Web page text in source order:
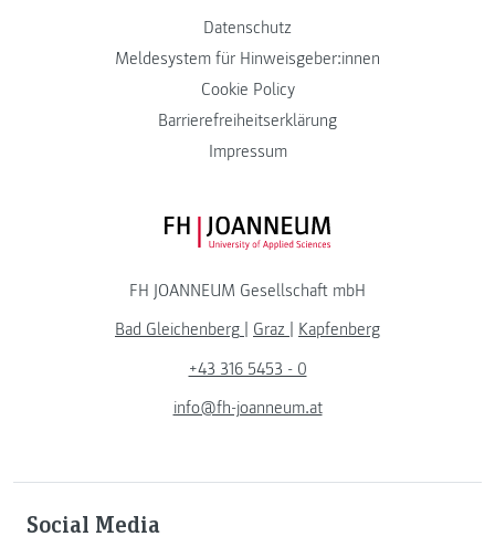
Datenschutz
Meldesystem für Hinweisgeber:innen
Cookie Policy
Barrierefreiheitserklärung
Impressum
FH JOANNEUM Logo
FH JOANNEUM Gesellschaft mbH
Bad Gleichenberg
Graz
Kapfenberg
+43 316 5453 - 0
info@fh-joanneum.at
Social Media